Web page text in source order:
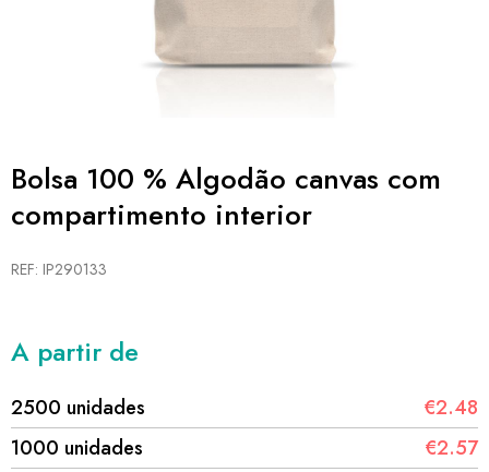
Bolsa 100 % Algodão canvas com
compartimento interior
REF: IP290133
A partir de
2500 unidades
€2.48
1000 unidades
€2.57